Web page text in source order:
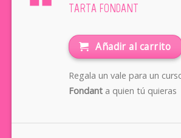
TARTA FONDANT
Añadir al carrito
Regala un vale para un
Fondanta quien tú quieras